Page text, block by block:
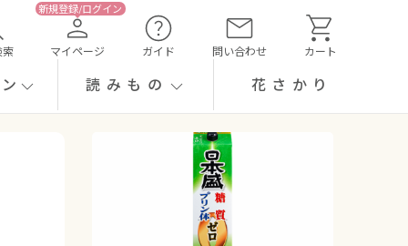
索 マイページ ガイド 問い合わせ カート
読みもの 花さかり